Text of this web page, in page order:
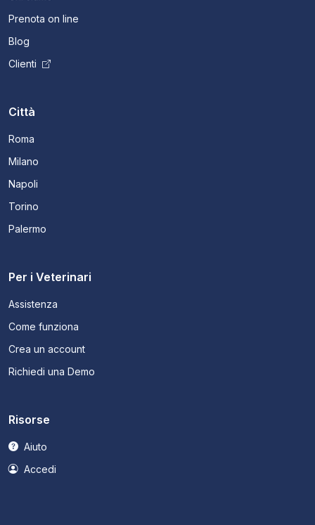
Prenota on line
Blog
Clienti
Città
Roma
Milano
Napoli
Torino
Palermo
Per i Veterinari
Assistenza
Come funziona
Crea un account
Richiedi una Demo
Risorse
Aiuto
Accedi